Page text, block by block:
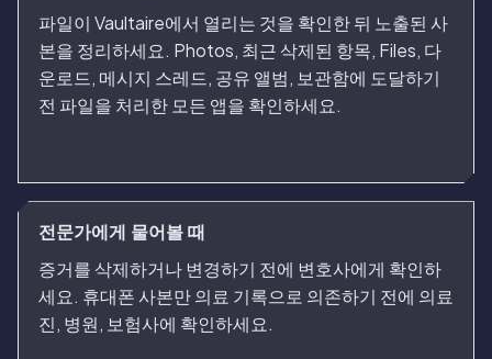
파일이 Vaultaire에서 열리는 것을 확인한 뒤 노출된 사
본을 정리하세요. Photos, 최근 삭제된 항목, Files, 다
운로드, 메시지 스레드, 공유 앨범, 보관함에 도달하기
전 파일을 처리한 모든 앱을 확인하세요.
전문가에게 물어볼 때
증거를 삭제하거나 변경하기 전에 변호사에게 확인하
세요. 휴대폰 사본만 의료 기록으로 의존하기 전에 의료
진, 병원, 보험사에 확인하세요.